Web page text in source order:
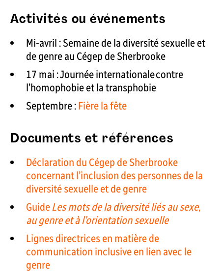
Activités ou événements
Mi-avril : Semaine de la diversité sexuelle et
de genre au Cégep de Sherbrooke
17 mai : Journée internationale contre
l’homophobie et la transphobie
Septembre :Fière la fête
Documents et références
Déclaration du Cégep de Sherbrooke
concernant l’inclusion des personnes de la
diversité sexuelle et de genre
GuideLes mots de la diversité liés au sexe,
au genre et à l’orientation sexuelle
Lignes directrices en matière de
communication inclusive en lien avec le
genre